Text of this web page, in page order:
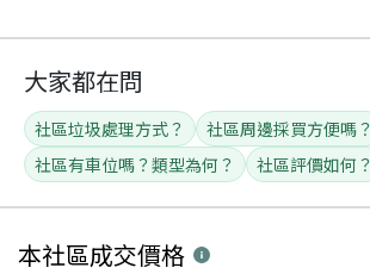
大家都在問
社區垃圾處理方式？
社區周邊採買方便嗎？
社區有車位嗎？類型為何？
社區評價如何？
本社區成交價格